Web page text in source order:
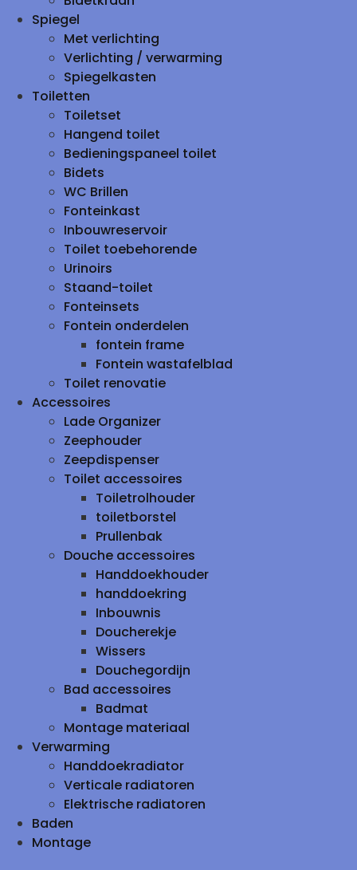
Spiegel
Met verlichting
Verlichting / verwarming
Spiegelkasten
Toiletten
Toiletset
Hangend toilet
Bedieningspaneel toilet
Bidets
WC Brillen
Fonteinkast
Inbouwreservoir
Toilet toebehorende
Urinoirs
Staand-toilet
Fonteinsets
Fontein onderdelen
fontein frame
Fontein wastafelblad
Toilet renovatie
Accessoires
Lade Organizer
Zeephouder
Zeepdispenser
Toilet accessoires
Toiletrolhouder
toiletborstel
Prullenbak
Douche accessoires
Handdoekhouder
handdoekring
Inbouwnis
Doucherekje
Wissers
Douchegordijn
Bad accessoires
Badmat
Montage materiaal
Verwarming
Handdoekradiator
Verticale radiatoren
Elektrische radiatoren
Baden
Montage